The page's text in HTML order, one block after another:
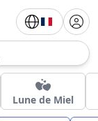
Lune de Miel